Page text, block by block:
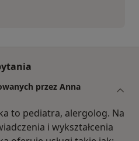
przez Anna
to pediatra, alergolog. Na
i wykształcenia